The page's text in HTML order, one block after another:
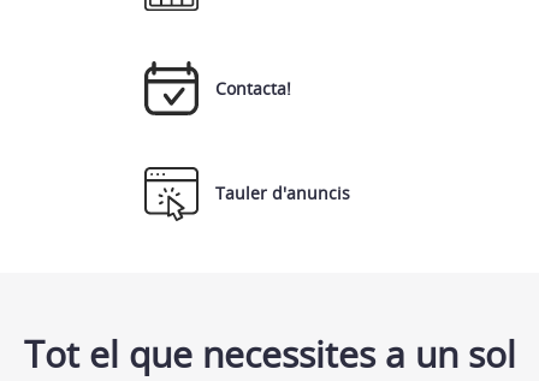
Contacta!
Tauler d'anuncis
Tot el que necessites a un sol